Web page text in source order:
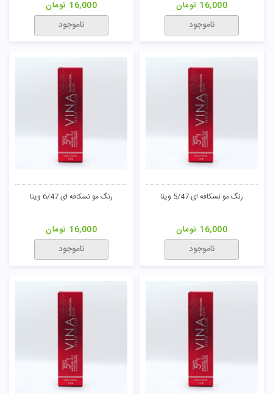
16,000 تومان
ناموجود
16,000 تومان
ناموجود
رنگ مو نسکافه ای 5/47 وینا
16,000 تومان
ناموجود
رنگ مو نسکافه ای 6/47 وینا
16,000 تومان
ناموجود